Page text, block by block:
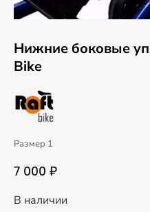
Нижние боковые
Bike
Размер 1
7 000 ₽
В наличии